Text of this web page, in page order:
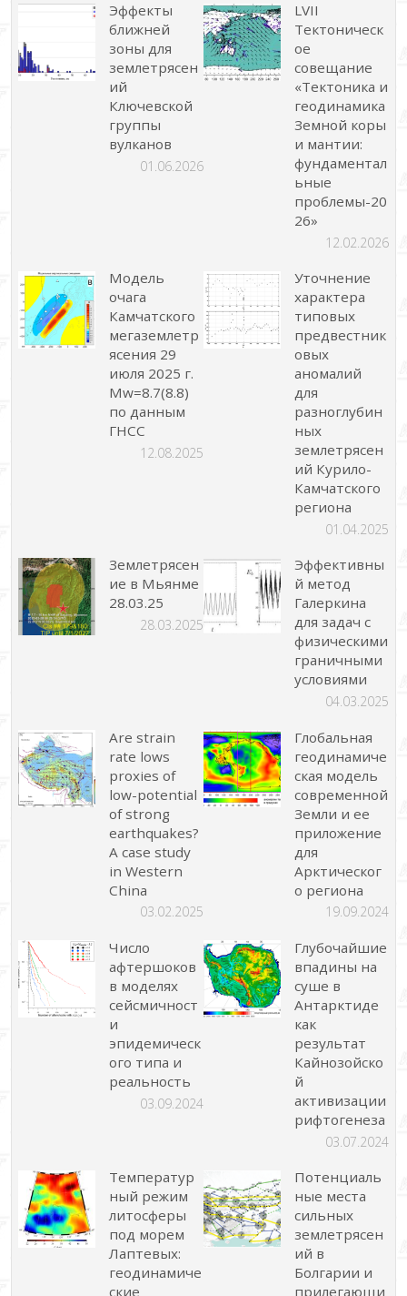
Эффекты
ближней
зоны для
землетрясен
ий
Ключевской
группы
вулканов
01.06.2026
LVII
Тектоническ
ое
совещание
«Тектоника и
геодинамика
Земной коры
и мантии:
фундаментал
ьные
проблемы-20
26»
12.02.2026
Модель
очага
Камчатского
мегаземлетр
ясения 29
июля 2025 г.
Mw=8.7(8.8)
по данным
ГНСС
12.08.2025
Уточнение
характера
типовых
предвестник
овых
аномалий
для
разноглубин
ных
землетрясен
ий Курило-
Камчатского
региона
01.04.2025
Землетрясен
ие в Мьянме
28.03.25
28.03.2025
Эффективны
й метод
Галеркина
для задач с
физическими
граничными
условиями
04.03.2025
Are strain
rate lows
proxies of
low-potential
of strong
earthquakes?
A case study
in Western
China
03.02.2025
Глобальная
геодинамиче
ская модель
современной
Земли и ее
приложение
для
Арктическог
о региона
19.09.2024
Число
афтершоков
в моделях
сейсмичност
и
эпидемическ
ого типа и
реальность
03.09.2024
Глубочайшие
впадины на
суше в
Антарктиде
как
результат
Кайнозойско
й
активизации
рифтогенеза
03.07.2024
Температур
ный режим
литосферы
под морем
Лаптевых:
геодинамиче
ские
Потенциаль
ные места
сильных
землетрясен
ий в
Болгарии и
прилегающи